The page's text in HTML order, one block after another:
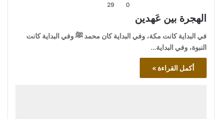
0
29
الهجرة بين عَهدين
في البداية كانت مكة، وفي البداية كان محمد ﷺ وفي البداية كانت
النبوة، وفي البداية…
أكمل القراءة »